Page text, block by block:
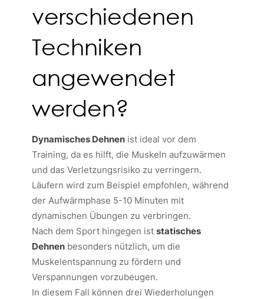
verschiedenen
Techniken
angewendet
werden?
Dynamisches Dehnen ist ideal vor dem
Training, da es hilft, die Muskeln aufzuwärmen
und das Verletzungsrisiko zu verringern.
Läufern wird zum Beispiel empfohlen, während
der Aufwärmphase 5-10 Minuten mit
dynamischen Übungen zu verbringen.
Nach dem Sport hingegen iststatisches
Dehnen besonders nützlich, um die
Muskelentspannung zu fördern und
Verspannungen vorzubeugen.
In diesem Fall können drei Wiederholungen